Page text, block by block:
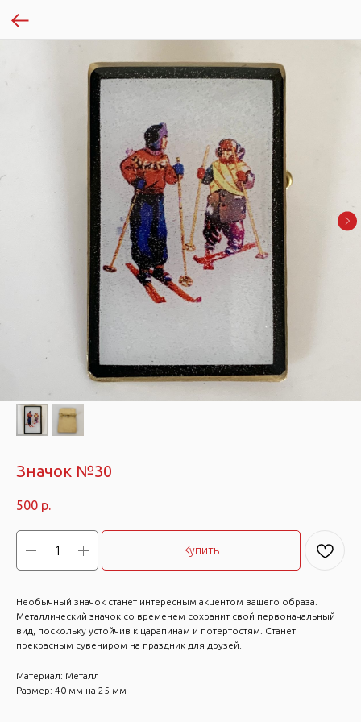
Значок №30
500 р.
Купить
Необычный значок станет интересным акцентом вашего образа.
Металлический значок со временем сохранит свой первоначальный
вид, поскольку устойчив к царапинам и потертостям. Станет
прекрасным сувениром на праздник для друзей.
Материал: Металл
Размер: 40 мм на 25 мм